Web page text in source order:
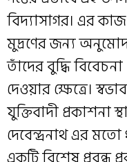
বিদ্যাসাগর। এর
মুদ্রণের জন্য
তাঁদের বুদ্ধি
দেওয়ার ক্ষেত্রে।
যুক্তিবাদী প্রকাশনা
দেবেন্দ্রনাথ এর